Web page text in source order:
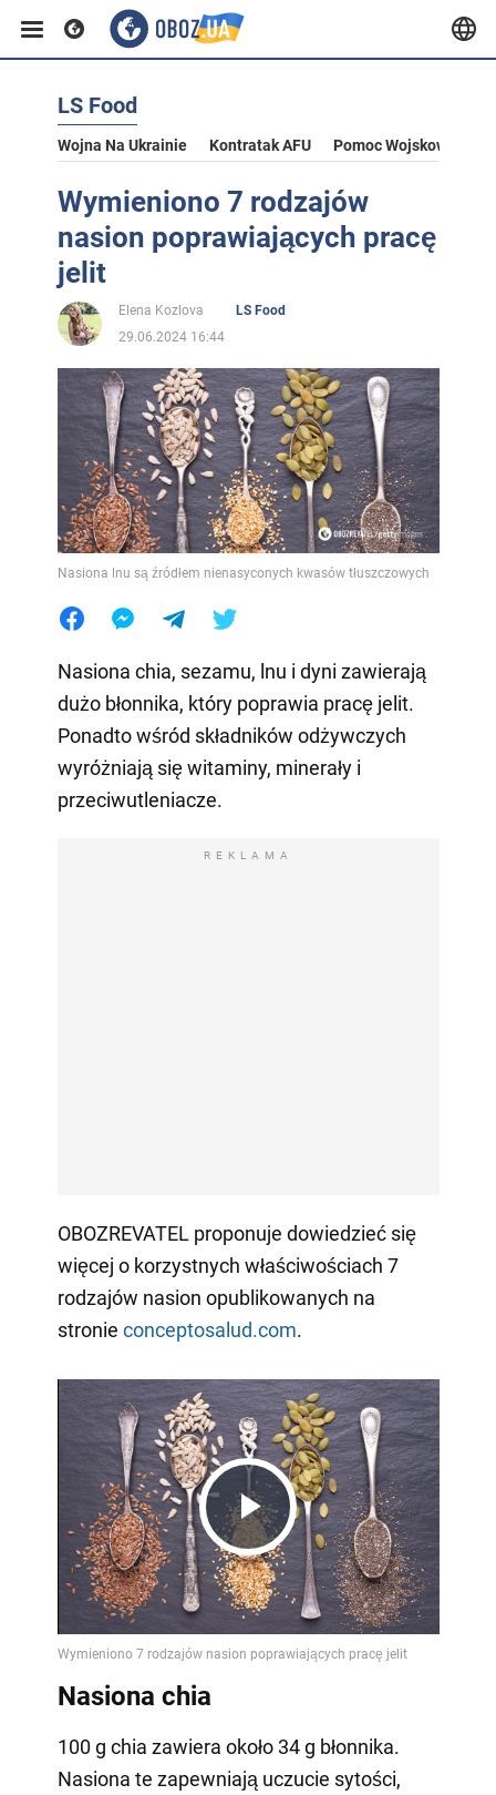
LS Food
Wojna Na Ukrainie Kontratak AFU Pomoc Wojskowa Dla
Wymieniono 7 rodzajów
nasion poprawiających pracę
jelit
Elena Kozlova
LS Food
29.06.2024 16:44
Nasiona lnu są źródłem nienasyconych kwasów tłuszczowych
Nasiona chia, sezamu, lnu i dyni zawierają
dużo błonnika, który poprawia pracę jelit.
Ponadto wśród składników odżywczych
wyróżniają się witaminy, minerały i
przeciwutleniacze.
REKLAMA
OBOZREVATEL proponuje dowiedzieć się
więcej o korzystnych właściwościach 7
rodzajów nasion opublikowanych na
stronie conceptosalud.com.
Play
Video
Nasiona chia
100 g chia zawiera około 34 g błonnika.
Nasiona te zapewniają uczucie sytości,